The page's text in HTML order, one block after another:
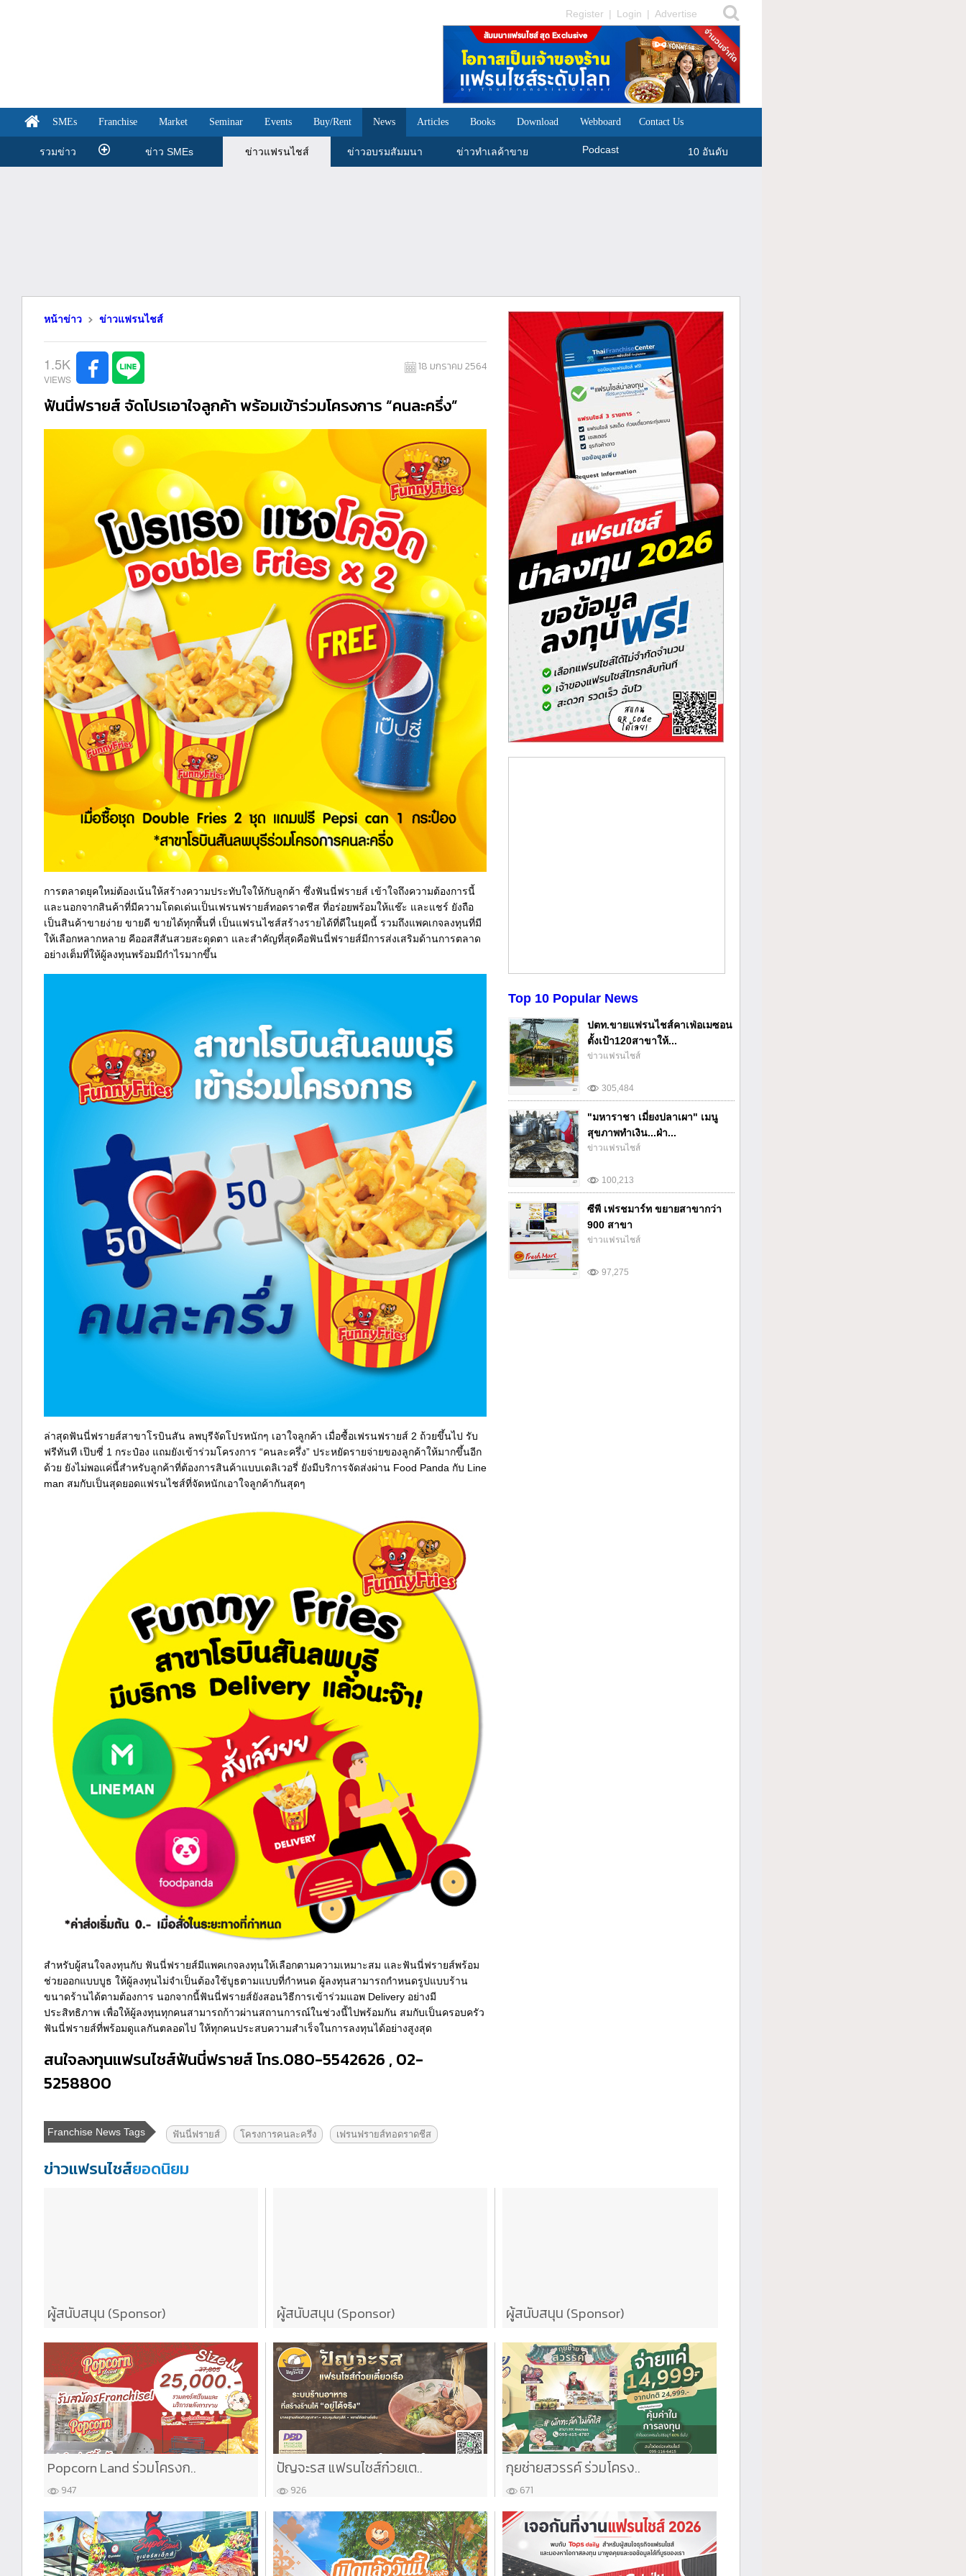
Register | Login | Advertise
SMEs Franchise Market Seminar Events Buy/Rent News Articles Books Download Webboard Contact Us
รวมข่าว ข่าว SMEs ข่าวแฟรนไชส์ ข่าวอบรมสัมมนา ข่าวทำเลค้าขาย Podcast 10 อันดับ
หน้าข่าว ข่าวแฟรนไชส์
1.5K 18 มกราคม 2564
ฟันนี่ฟรายส์ จัดโปรเอาใจลูกค้า พร้อมเข้าร่วมโครงการ “คนละครึ่ง”
การตลาดยุคใหม่ต้องเน้นให้สร้างความประทับใจให้กับลูกค้า ซึ่งฟันนี่ฟรายส์ เข้าใจถึงความต้องการนี้
และนอกจากสินค้าที่มีความโดดเด่นเป็นเฟรนฟรายส์ทอดราดชีส ที่อร่อยพร้อมให้แช๊ะ และแชร์ ยังถือ
เป็นสินค้าขายง่าย ขายดี ขายได้ทุกพื้นที่ เป็นแฟรนไชส์สร้างรายได้ที่ดีในยุคนี้ รวมถึงแพคเกจลงทุนที่มี
ให้เลือกหลากหลาย คีออสสีสันสวยสะดุดตา และสำคัญที่สุดคือฟันนี่ฟรายส์มีการส่งเสริมด้านการตลาด
อย่างเต็มที่ให้ผู้ลงทุนพร้อมมีกำไรมากขึ้น
ล่าสุดฟันนี่ฟรายส์สาขาโรบินสัน ลพบุรีจัดโปรหนักๆ เอาใจลูกค้า เมื่อซื้อเฟรนฟรายส์ 2 ถ้วยขึ้นไป รับ
ฟรีทันที เป๊บซี่ 1 กระป๋อง แถมยังเข้าร่วมโครงการ “คนละครึ่ง” ประหยัดรายจ่ายของลูกค้าให้มากขึ้นอีก
ด้วย ยังไม่พอแค่นี้สำหรับลูกค้าที่ต้องการสินค้าแบบเดลิเวอรี่ ยังมีบริการจัดส่งผ่าน Food Panda กับ Line
man สมกับเป็นสุดยอดแฟรนไชส์ที่จัดหนักเอาใจลูกค้ากันสุดๆ
สำหรับผู้สนใจลงทุนกับ ฟันนี่ฟรายส์มีแพคเกจลงทุนให้เลือกตามความเหมาะสม และฟันนี่ฟรายส์พร้อม
ช่วยออกแบบบูธ ให้ผู้ลงทุนไม่จำเป็นต้องใช้บูธตามแบบที่กำหนด ผู้ลงทุนสามารถกำหนดรูปแบบร้าน
ขนาดร้านได้ตามต้องการ นอกจากนี้ฟันนี่ฟรายส์ยังสอนวิธีการเข้าร่วมแอพ Delivery อย่างมี
ประสิทธิภาพ เพื่อให้ผู้ลงทุนทุกคนสามารถก้าวผ่านสถานการณ์ในช่วงนี้ไปพร้อมกัน สมกับเป็นครอบครัว
ฟันนี่ฟรายส์ที่พร้อมดูแลกันตลอดไป ให้ทุกคนประสบความสำเร็จในการลงทุนได้อย่างสูงสุด
สนใจลงทุนแฟรนไชส์ฟันนี่ฟรายส์ โทร.080-5542626 , 02-
5258800
Franchise News Tags ฟันนี่ฟรายส์ โครงการคนละครึ่ง เฟรนฟรายส์ทอดราดชีส
Top 10 Popular News
305,484
ปตท.ขายแฟรนไชส์คาเฟ่อเมซอน
ตั้งเป้า120สาขาให้...
ข่าวแฟรนไชส์
100,213
"มหาราชา เมี่ยงปลาเผา" เมนู
สุขภาพทำเงิน...ฝ่า...
ข่าวแฟรนไชส์
97,275
ซีพี เฟรชมาร์ท ขยายสาขากว่า
900 สาขา
ข่าวแฟรนไชส์
ข่าวแฟรนไชส์ยอดนิยม
ผู้สนับสนุน (Sponsor) ผู้สนับสนุน (Sponsor) ผู้สนับสนุน (Sponsor)
Popcorn Land ร่วมโครงก..
947
ปัญจะรส แฟรนไชส์ก๋วยเต..
926
กุยช่ายสวรรค์ ร่วมโครง..
671